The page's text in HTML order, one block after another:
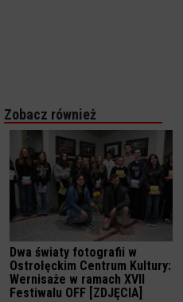
Zobacz również
Dwa światy fotografii w
Ostrołęckim Centrum Kultury:
Wernisaże w ramach XVII
Festiwalu OFF [ZDJĘCIA]